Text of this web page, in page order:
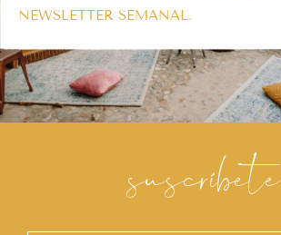
NEWSLETTER SEMANAL.
suscríbete